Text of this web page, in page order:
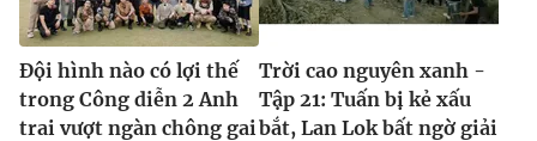
Đội hình nào có lợi thế
trong Công diễn 2 Anh
trai vượt ngàn chông gai
Trời cao nguyên xanh -
Tập 21: Tuấn bị kẻ xấu
bắt, Lan Lok bất ngờ giải